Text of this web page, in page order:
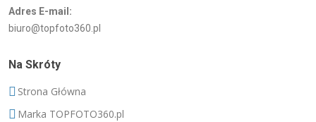
Adres E-mail:
biuro@topfoto360.pl
Na Skróty
Strona Główna
Marka TOPFOTO360.pl